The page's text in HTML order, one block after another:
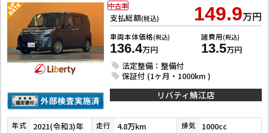
支払総額(税込) 149.9万円
車両本体価格(税込)
136.4万円
諸費用(税込)
13.5万円
法定整備：整備付
保証付 (1ヶ月・1000km )
中古車
リバティ鯖江店
年式 2021(令和3)年 走行 4.8万km 排気 1000cc